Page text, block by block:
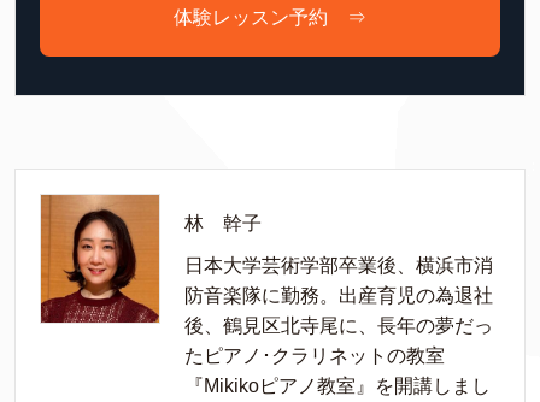
体験レッスン予約 ⇒
林 幹子
日本大学芸術学部卒業後、横浜市消
防音楽隊に勤務。出産育児の為退社
後、鶴見区北寺尾に、長年の夢だっ
たピアノ･クラリネットの教室
『Mikikoピアノ教室』を開講しまし